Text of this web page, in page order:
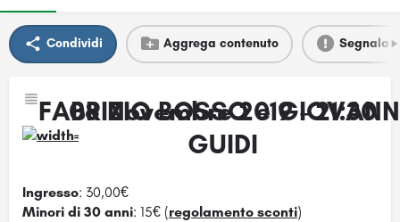
Condividi Aggrega contenuto Segnala
FABRIZIO BOSSO e
GUIDI
08 Novembre 2019 - 21:30
Ingresso: 30,00€
Minori di 30 anni: 15€ (regolamento sconti)